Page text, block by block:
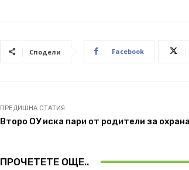
Сподели Facebook
ПРЕДИШНА СТАТИЯ
Второ ОУ иска пари от родители за охрана
ПРОЧЕТЕТЕ ОЩЕ..